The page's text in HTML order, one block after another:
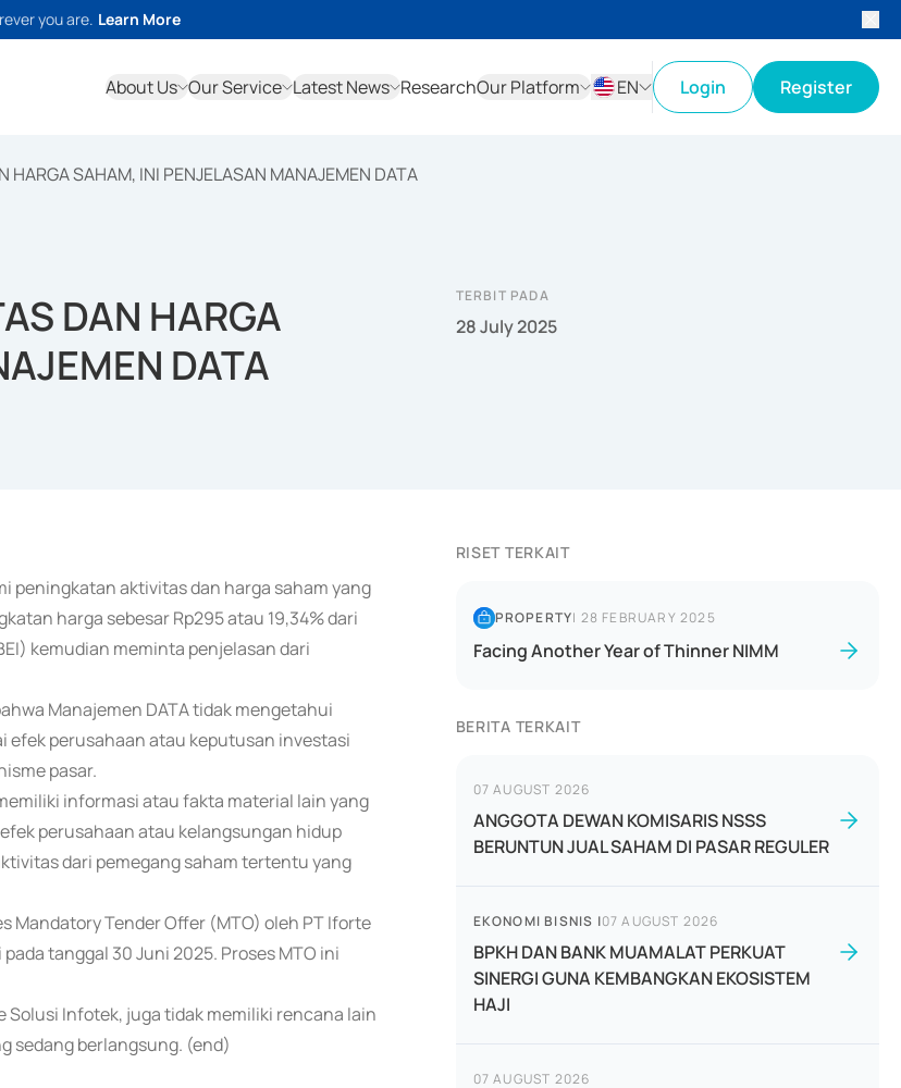
you are. Learn More
About Us Our Service Latest News ResearchOur Platform
EN
Login Register
HARGA SAHAM, INI PENJELASAN MANAJEMEN DATA
DAN HARGA
DATA
TERBIT PADA
28 July 2025
peningkatan aktivitas dan harga saham yang
harga sebesar Rp295 atau 19,34% dari
kemudian meminta penjelasan dari
Manajemen DATA tidak mengetahui
perusahaan atau keputusan investasi
pasar.
informasi atau fakta material lain yang
perusahaan atau kelangsungan hidup
dari pemegang saham tertentu yang
Mandatory Tender Offer (MTO) oleh PT Iforte
tanggal 30 Juni 2025. Proses MTO ini
Solusi Infotek, juga tidak memiliki rencana lain
sedang berlangsung. (end)
RISET TERKAIT
PROPERTY| 28 FEBRUARY 2025
Facing Another Year of Thinner NIMM
BERITA TERKAIT
07 AUGUST 2026
ANGGOTA DEWAN KOMISARIS NSSS
BERUNTUN JUAL SAHAM DI PASAR REGULER
EKONOMI BISNIS |07 AUGUST 2026
BPKH DAN BANK MUAMALAT PERKUAT
SINERGI GUNA KEMBANGKAN EKOSISTEM
HAJI
07 AUGUST 2026